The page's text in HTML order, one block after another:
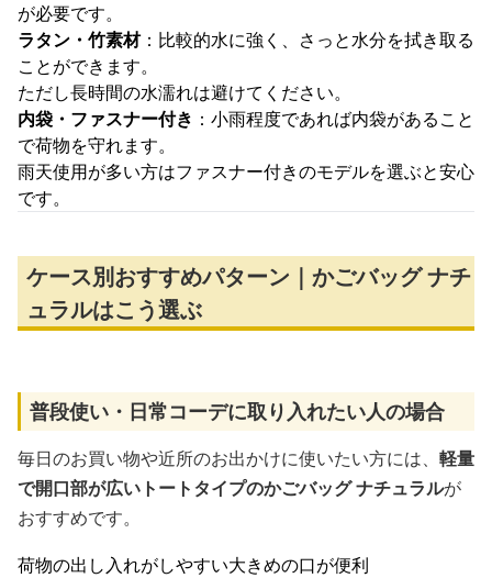
が必要です。
ラタン・竹素材：比較的水に強く、さっと水分を拭き取る
ことができます。
ただし長時間の水濡れは避けてください。
内袋・ファスナー付き ：小雨程度であれば内袋があること
で荷物を守れます。
雨天使用が多い方はファスナー付きのモデルを選ぶと安心
です。
ケース別おすすめパターン｜かごバッグ ナチ
ュラルはこう選ぶ
普段使い・日常コーデに取り入れたい人の場合
毎日のお買い物や近所のお出かけに使いたい方には、 軽量
で開口部が広いトートタイプのかごバッグ ナチュラルが
おすすめです。
荷物の出し入れがしやすい大きめの口が便利